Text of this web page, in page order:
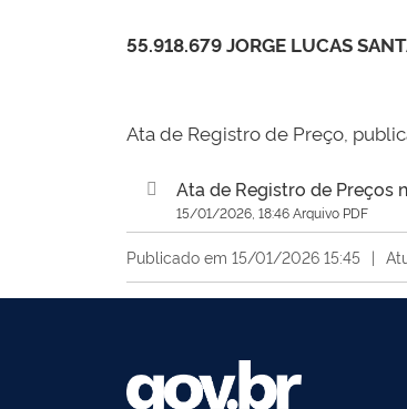
55.918.679 JORGE LUCAS
Ata de Registro de Preço,
Ata de Registro de Preços
15/01/2026, 18:46 Arquivo PDF
Publicado em 15/01/2026 15:45 |